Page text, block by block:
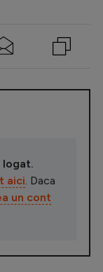
logat.
aici . Daca
un cont